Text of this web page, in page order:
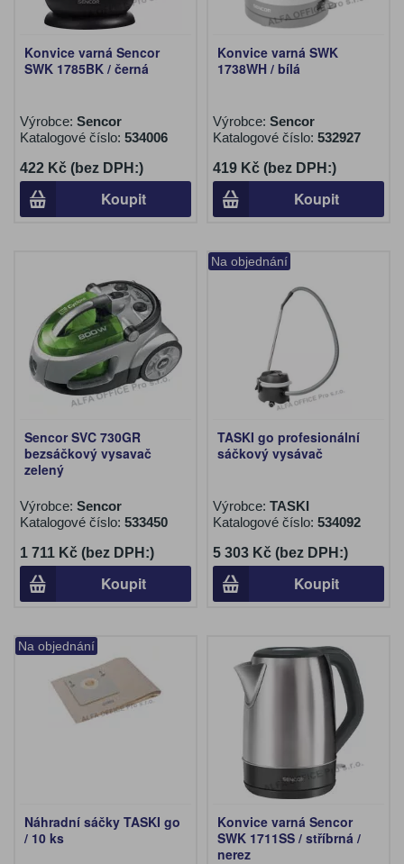
Konvice varná Sencor
SWK 1785BK / černá
Výrobce: Sencor
Katalogové číslo: 534006
422 Kč (bez DPH:)
Koupit
Konvice varná SWK
1738WH / bílá
Výrobce: Sencor
Katalogové číslo: 532927
419 Kč (bez DPH:)
Koupit
Sencor SVC 730GR
bezsáčkový vysavač
zelený
Výrobce: Sencor
Katalogové číslo: 533450
1 711 Kč (bez DPH:)
Koupit
Na objednání
TASKI go profesionální
sáčkový vysávač
Výrobce: TASKI
Katalogové číslo: 534092
5 303 Kč (bez DPH:)
Koupit
Na objednání
Náhradní sáčky TASKI go
/ 10 ks
Konvice varná Sencor
SWK 1711SS / stříbrná /
nerez